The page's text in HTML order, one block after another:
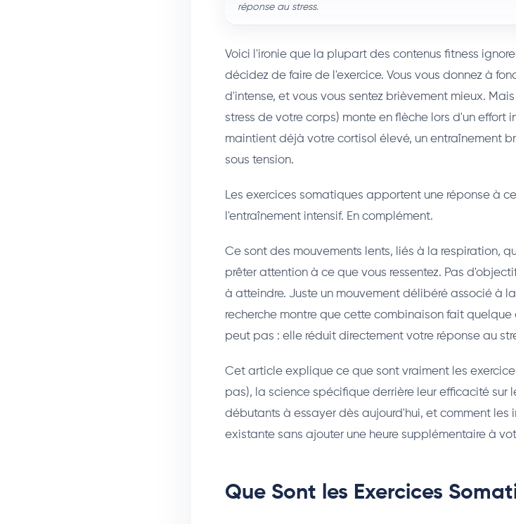
réponse au stress.
Voici l'ironie que la plupart des contenus fitness
décidez de faire de l'exercice. Vous vous donnez à
d'intense, et vous vous sentez brièvement mieux.
stress de votre corps) monte en flèche lors d'un effort
maintient déjà votre cortisol élevé, un entraînement
sous tension.
Les exercices somatiques apportent une réponse à
l'entraînement intensif. En complément.
Ce sont des mouvements lents, liés à la respiration,
prêter attention à ce que vous ressentez. Pas
à atteindre. Juste un mouvement délibéré associé à
recherche montre que cette combinaison fait quelque
peut pas : elle réduit directement votre réponse au
Cet article explique ce que sont vraiment les
pas), la science spécifique derrière leur efficacité sur
débutants à essayer dès aujourd'hui, et comment les
existante sans ajouter une heure supplémentaire à
Que Sont les Exercices